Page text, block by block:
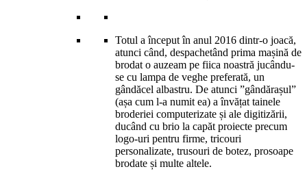
Totul a început în anul 2016 dintr-o joacă,
atunci când, despachetând prima mașină de
brodat o auzeam pe fiica noastră jucându-
se cu lampa de veghe preferată, un
gândăcel albastru. De atunci ”gândărașul”
(așa cum l-a numit ea) a învățat tainele
broderiei computerizate și ale digitizării,
ducând cu brio la capăt proiecte precum
logo-uri pentru firme, tricouri
personalizate, trusouri de botez, prosoape
brodate și multe altele.